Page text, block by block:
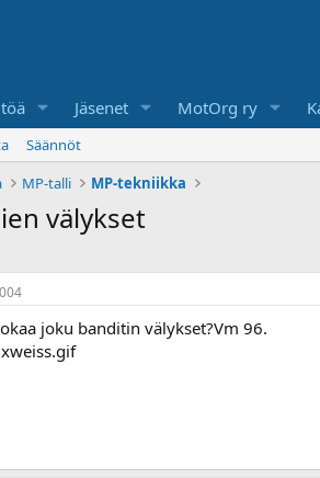
Jäsenet MotOrg ry
Säännöt
MP-talli MP-tekniikka
välykset
joku banditin välykset?Vm 96.